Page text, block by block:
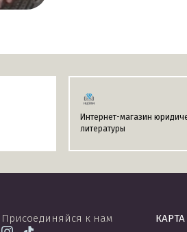
Интернет-магазин
литературы
Присоединяйся к нам